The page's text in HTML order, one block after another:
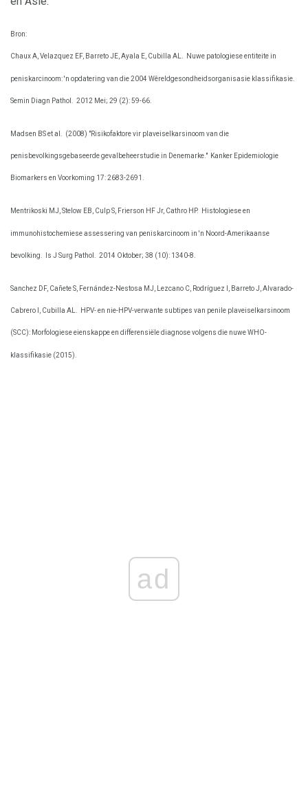
Bron:
Chaux A, Velazquez EF, Barreto JE, Ayala E, Cubilla AL. Nuwe patologiese entiteite in
peniskarcinoom: 'n opdatering van die 2004 Wêreldgesondheidsorganisasie klassifikasie.
Semin Diagn Pathol. 2012 Mei; 29 (2): 59-66.
Madsen BS et al. (2008) "Risikofaktore vir plaveiselkarsinoom van die
penisbevolkingsgebaseerde gevalbeheerstudie in Denemarke." Kanker Epidemiologie
Biomarkers en Voorkoming 17: 2683-2691.
Mentrikoski MJ, Stelow EB, Culp S, Frierson HF Jr, Cathro HP. Histologiese en
immunohistochemiese assessering van peniskarcinoom in 'n Noord-Amerikaanse
bevolking. Is J Surg Pathol. 2014 Oktober; 38 (10): 1340-8.
Sanchez DF, Cañete S, Fernández-Nestosa MJ, Lezcano C, Rodríguez I, Barreto J, Alvarado-
Cabrero I, Cubilla AL. HPV- en nie-HPV-verwante subtipes van penile plaveiselkarsinoom
(SCC): Morfologiese eienskappe en differensiële diagnose volgens die nuwe WHO-
klassifikasie (2015).
ad